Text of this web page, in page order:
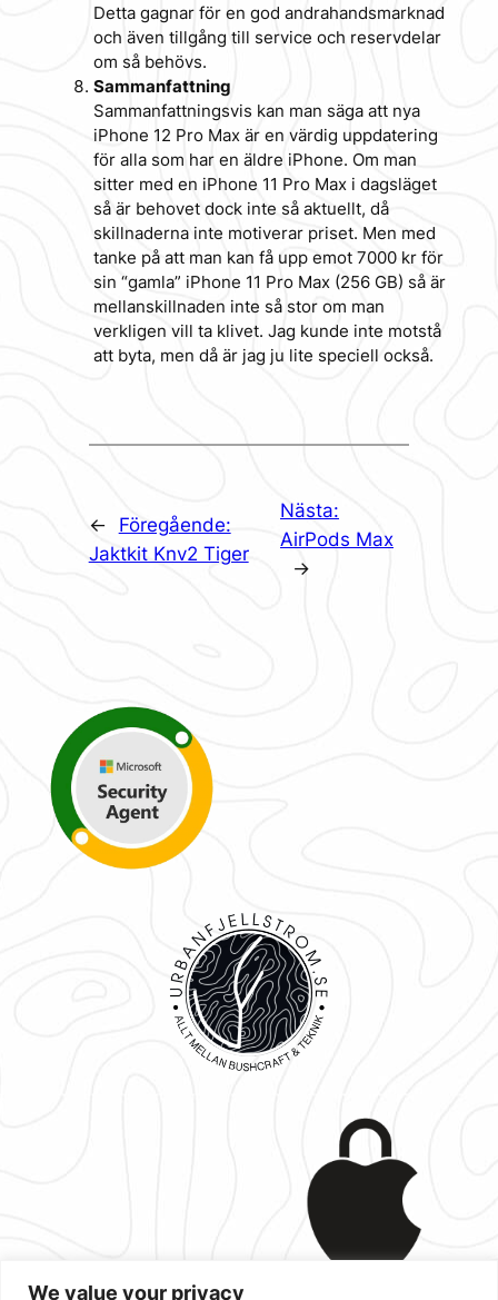
We value your privacy
Detta gagnar för en god andrahandsmarknad
och även tillgång till service och reservdelar
om så behövs.
Sammanfattning
Sammanfattningsvis kan man säga att nya
iPhone 12 Pro Max är en värdig uppdatering
för alla som har en äldre iPhone. Om man
sitter med en iPhone 11 Pro Max i dagsläget
så är behovet dock inte så aktuellt, då
skillnaderna inte motiverar priset. Men med
tanke på att man kan få upp emot 7000 kr för
sin “gamla” iPhone 11 Pro Max (256 GB) så är
mellanskillnaden inte så stor om man
verkligen vill ta klivet. Jag kunde inte motstå
att byta, men då är jag ju lite speciell också.
←
Föregående:
Jaktkit Knv2 Tiger
Nästa:
AirPods Max
→